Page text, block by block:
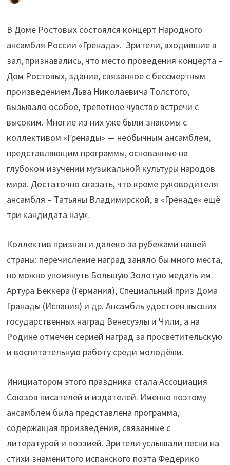
В Доме Ростовых состоялся концерт Народного
ансамбля России «Гренада». Зрители, входившие в
зал, признавались, что место проведения концерта –
Дом Ростовых, здание, связанное с бессмертным
произведением Льва Николаевича Толстого,
вызывало особое, трепетное чувство встречи с
высоким. Многие из них уже были знакомы с
коллективом «Гренады» — необычным ансамблем,
представляющим программы, основанные на
глубоком изучении музыкальной культуры народов
мира. Достаточно сказать, что кроме руководителя
ансамбля – Татьяны Владимирской, в «Гренаде» ещё
три кандидата наук.
Коллектив признан и далеко за рубежами нашей
страны: перечисление наград заняло бы много места,
но можно упомянуть Большую Золотую медаль им.
Артура Беккера (Германия), Специальный приз Дома
Гранады (Испания) и др. Ансамбль удостоен высших
государственных наград Венесуэлы и Чили, а на
Родине отмечен серией наград за просветительскую
и воспитательную работу среди молодёжи.
Инициатором этого праздника стала Ассоциация
Союзов писателей и издателей. Именно поэтому
ансамблем была представлена программа,
содержащая произведения, связанные с
литературой и поэзией. Зрители услышали песни на
стихи знаменитого испанского поэта Федерико